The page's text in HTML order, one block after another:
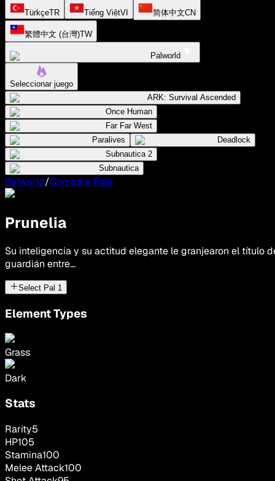
TürkçeTR Tiếng ViệtVI 简体中文CN
繁體中文 (台灣)TW
Palworld
Seleccionar juego
ARK: Survival Ascended
Once Human
Far Far West
Paralives
Deadlock
Subnautica 2
Subnautica
Palworld/Compare Pals
Prunelia
Su inteligencia y su actitud elegante le granjearon el título
guardián entre...
Select Pal 1
Element Types
Grass
Dark
Stats
Rarity5
HP105
Stamina100
Melee Attack100